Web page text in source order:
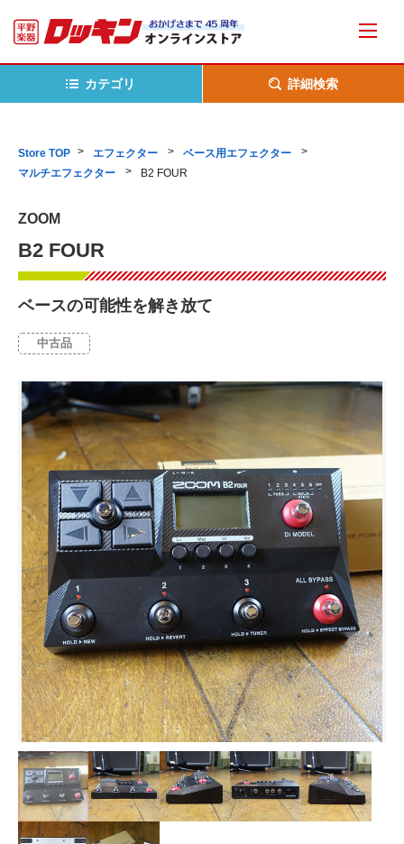
カテゴリ 詳細検索
Store TOP エフェクター
ベース用エフェクター
マルチエフェクター
B2 FOUR
ZOOM
B2 FOUR
ベースの可能性を解き放て
中古品